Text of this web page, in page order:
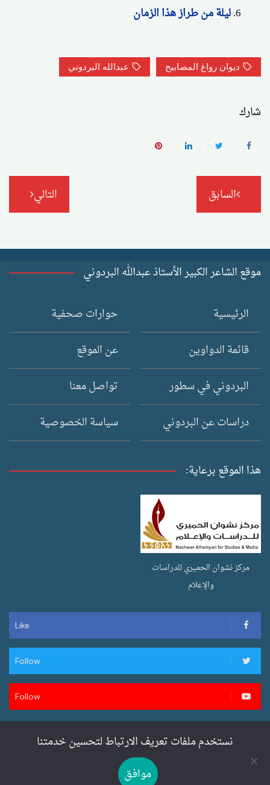
ليلة من طراز هذا الزمان
ديوان رواغ المصابيح عبدالله البردوني
شارك
تصفّح
المقالات
السابق التالي
موقع الشاعر الكبير الأستاذ عبدالله البردوني
الرئيسية
قائمة الدواوين
البردوني في سطور
دراسات عن البردوني
حوارات صحفية
عن الموقع
تواصل معنا
سياسة الخصوصية
هذا الموقع برعاية:
مركز نشوان الحميري للدراسات
والإعلام
Like
Follow
Follow
تصميم وتطوير سنان ويب لخدمات المواقع
نستخدم ملفات تعريف الارتباط لتحسين خدمتنا
موافق